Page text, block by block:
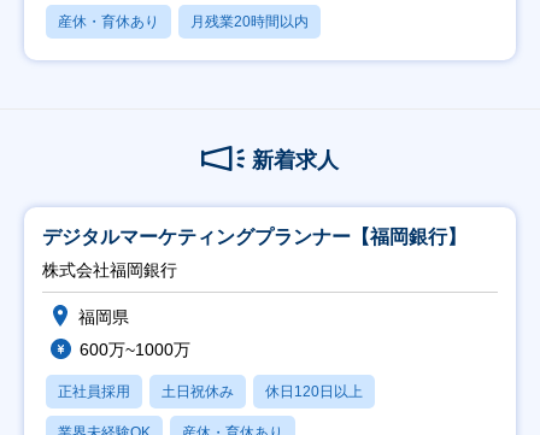
産休・育休あり 月残業20時間以内
新着求人
デジタルマーケティングプランナー【福岡銀行】
株式会社福岡銀行
福岡県
600万~1000万
正社員採用 土日祝休み 休日120日以上